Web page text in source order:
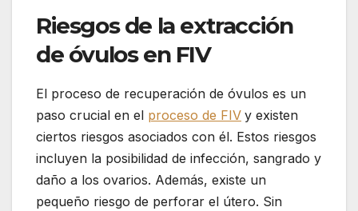
Riesgos de la extracción
de óvulos en FIV
El proceso de recuperación de óvulos es un
paso crucial en el proceso de FIV y existen
ciertos riesgos asociados con él. Estos riesgos
incluyen la posibilidad de infección, sangrado y
daño a los ovarios. Además, existe un
pequeño riesgo de perforar el útero. Sin